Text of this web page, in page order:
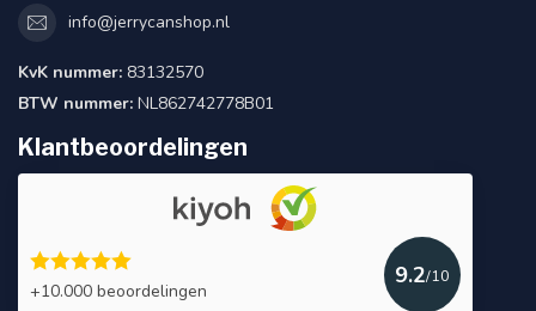
info@jerrycanshop.nl
KvK nummer: 83132570
BTW nummer: NL862742778B01
Klantbeoordelingen
+10.000 beoordelingen
9.2/10